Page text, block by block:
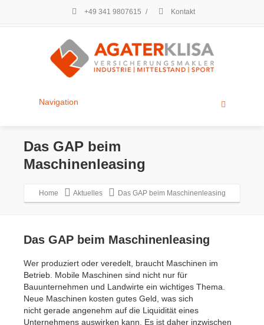
+49 341 9807615 / Kontakt
Navigation
Das GAP beim
Maschinenleasing
Home Aktuelles Das GAP beim Maschinenleasing
Das GAP beim Maschinenleasing
Wer produziert oder veredelt, braucht Maschinen im
Betrieb. Mobile Maschinen sind nicht nur für
Bauunternehmen und Landwirte ein wichtiges Thema.
Neue Maschinen kosten gutes Geld, was sich
nicht gerade angenehm auf die Liquidität eines
Unternehmens auswirken kann. Es ist daher inzwischen